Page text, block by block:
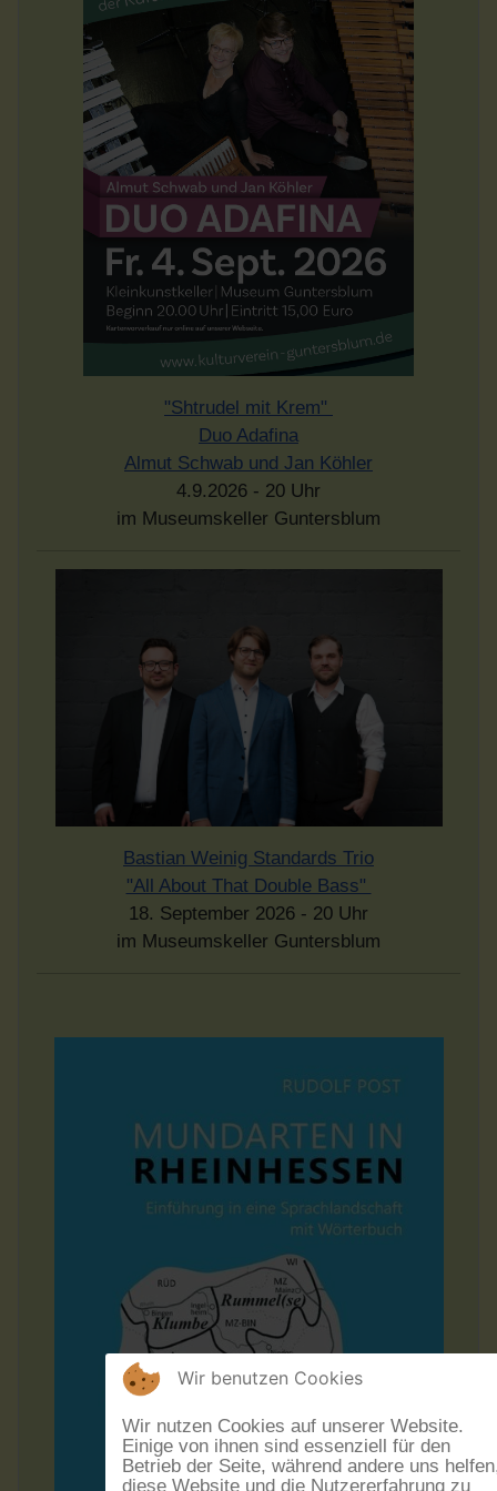
"Shtrudel mit Krem"
Duo Adafina
Almut Schwab und Jan Köhler
4.9.2026 - 20 Uhr
im Museumskeller Guntersblum
Bastian Weinig Standards Trio
"All About That Double Bass"
18. September 2026 - 20 Uhr
im Museumskeller Guntersblum
Wir benutzen Cookies
Wir nutzen Cookies auf unserer Website.
Einige von ihnen sind essenziell für den
Betrieb der Seite, während andere uns
diese Website und die Nutzererfahrung zu